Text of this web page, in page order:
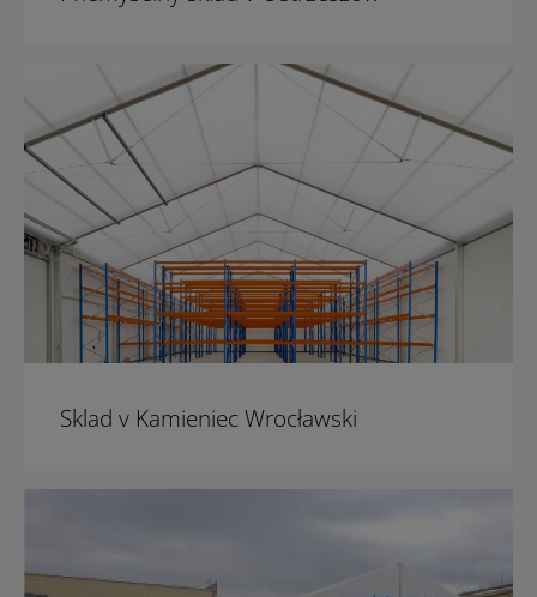
Sklad v Kamieniec Wrocławski